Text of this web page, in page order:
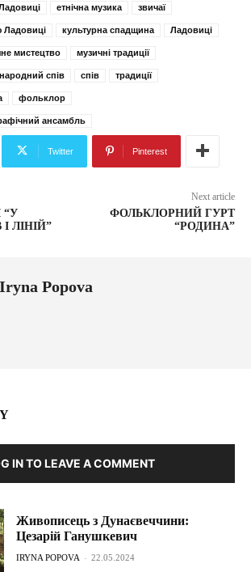
етнічна музика звичаї
Ладовиці культурна спадщина Ладовиці
мистецтво музичні традиції
народний спів спів традиції
фольклор
ансамбль
Twitter Pinterest
“У
ЛІНІЙ”
Next article
ФОЛЬКЛОРНИЙ ГУРТ
“РОДИНА”
Iryna Popova
IN TO LEAVE A COMMENT
Живописець з Дунаєвеччини:
Цезарій Ганушкевич
IRYNA POPOVA - 22.05.2024